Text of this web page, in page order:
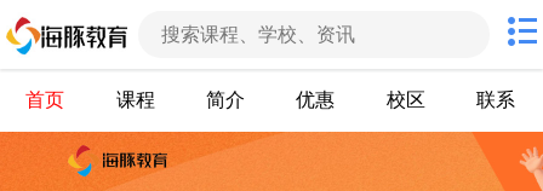
首页 课程 简介 优惠 校区 联系